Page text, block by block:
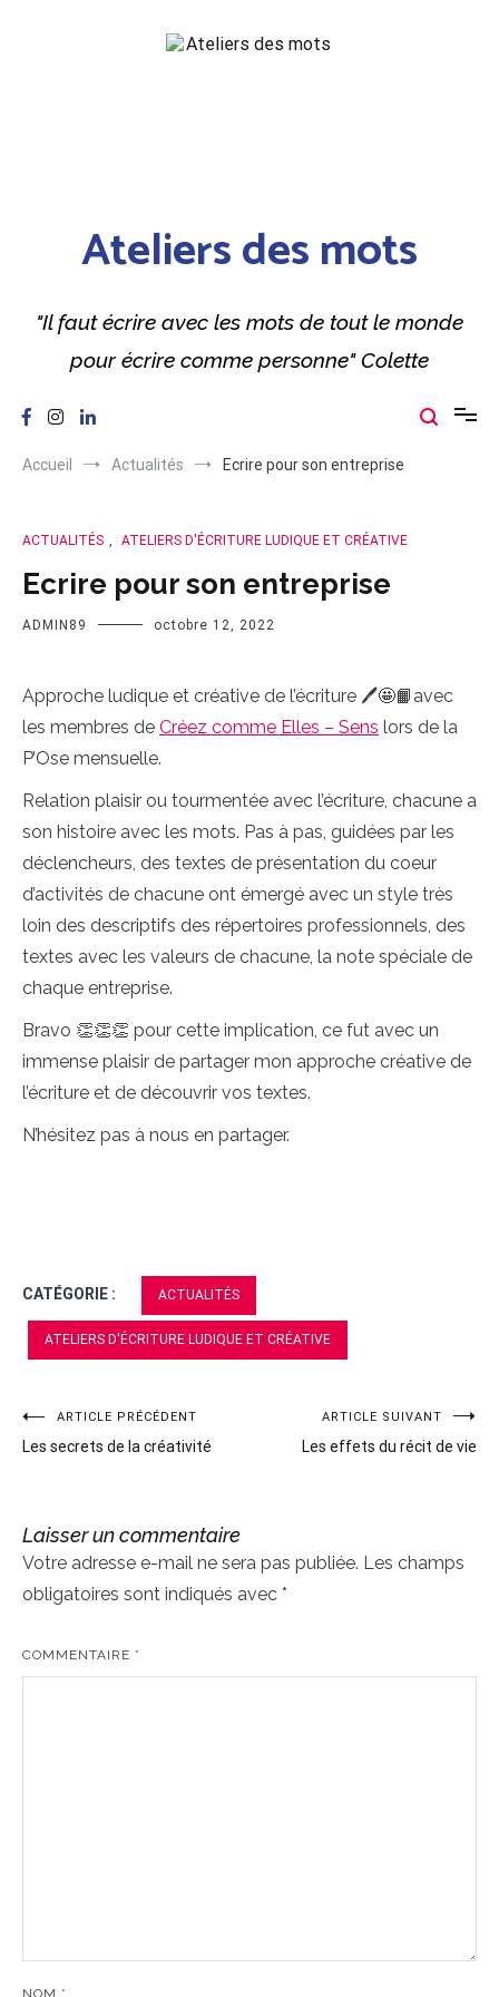
Ateliers des mots
"Il faut écrire avec les mots de tout le monde
pour écrire comme personne" Colette
Accueil Actualités Ecrire pour son entreprise
ACTUALITÉS , ATELIERS D'ÉCRITURE LUDIQUE ET CRÉATIVE
Ecrire pour son entreprise
ADMIN89 octobre 12, 2022
Approche ludique et créative de l’écriture 🖊🤩📙avec
les membres de Créez comme Elles – Sens lors de la
P’Ose mensuelle.
Relation plaisir ou tourmentée avec l’écriture, chacune a
son histoire avec les mots. Pas à pas, guidées par les
déclencheurs, des textes de présentation du coeur
d’activités de chacune ont émergé avec un style très
loin des descriptifs des répertoires professionnels, des
textes avec les valeurs de chacune, la note spéciale de
chaque entreprise.
Bravo 👏👏👏 pour cette implication, ce fut avec un
immense plaisir de partager mon approche créative de
l’écriture et de découvrir vos textes.
N’hésitez pas à nous en partager.
CATÉGORIE : ACTUALITÉS
ATELIERS D'ÉCRITURE LUDIQUE ET CRÉATIVE
Navigation
ARTICLE PRÉCÉDENT
Les secrets de la créativité
ARTICLE SUIVANT
Les effets du récit de vie
Laisser un commentaire
Votre adresse e-mail ne sera pas publiée. Les champs
obligatoires sont indiqués avec *
COMMENTAIRE *
NOM *